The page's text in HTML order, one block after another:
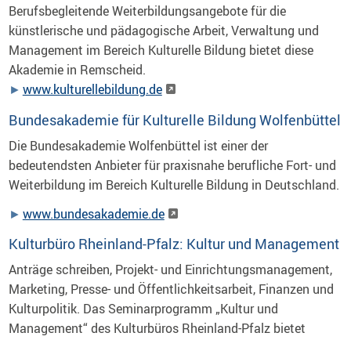
Berufsbegleitende Weiterbildungsangebote für die
künstlerische und pädagogische Arbeit, Verwaltung und
Management im Bereich Kulturelle Bildung bietet diese
Akademie in Remscheid.
www.kulturellebildung.de
Bundesakademie für Kulturelle Bildung Wolfenbüttel
Die Bundesakademie Wolfenbüttel ist einer der
bedeutendsten Anbieter für praxisnahe berufliche Fort- und
Weiterbildung im Bereich Kulturelle Bildung in Deutschland.
www.bundesakademie.de
Kulturbüro Rheinland-Pfalz: Kultur und Management
Anträge schreiben, Projekt- und Einrichtungsmanagement,
Marketing, Presse- und Öffentlichkeitsarbeit, Finanzen und
Kulturpolitik. Das Seminarprogramm „Kultur und
Management“ des Kulturbüros Rheinland-Pfalz bietet